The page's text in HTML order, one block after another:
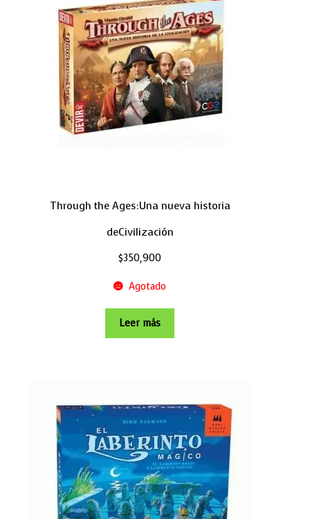
Through the Ages:Una nueva historia
deCivilización
$350,900
Agotado
Leer más